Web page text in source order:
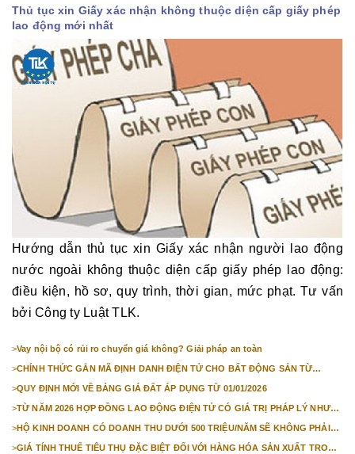
Thủ tục xin Giấy xác nhận không thuộc diện cấp giấy phép
lao động mới nhất
Hướng dẫn thủ tục xin Giấy xác nhận người lao động
nước ngoài không thuộc diện cấp giấy phép lao động:
điều kiện, hồ sơ, quy trình, thời gian, mức phạt. Tư vấn
bởi Công ty Luật TLK.
>Vay nội bộ có rủi ro chuyển giá không? Giải pháp an toàn
>CHÍNH THỨC GẮN MÃ ĐỊNH DANH ĐIỆN TỬ CHO BẤT ĐỘNG SẢN TỪ
>QUY ĐỊNH MỚI VỀ BẢNG GIÁ ĐẤT ÁP DỤNG TỪ 01/01/2026
>TỪ NĂM 2026 HỢP ĐỒNG LAO ĐỘNG ĐIỆN TỬ CÓ GIÁ TRỊ PHÁP LÝ NHƯ
>HỘ KINH DOANH CÓ DOANH THU DƯỚI 500 TRIỆU/NĂM SẼ KHÔNG PHẢI
>GIÁ TÍNH THUẾ TIÊU THỤ ĐẶC BIỆT ĐỐI VỚI HÀNG HÓA SẢN XUẤT TRONG